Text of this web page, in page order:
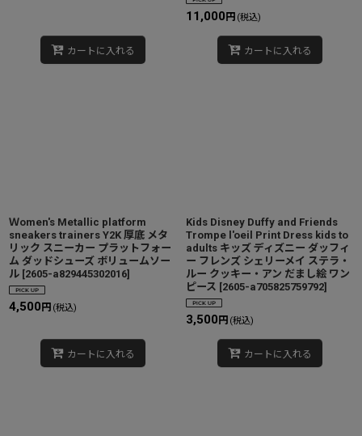
カートに入れる
11,000 円 (税込)
カートに入れる
Ｗomen's Metallic platform
sneakers trainers Y2K 厚底 メタ
リック スニーカー プラットフォー
ム ダッドシューズ ボリュームソー
ル [2605-a829445302016]
4,500 円 (税込)
カートに入れる
Kids Disney Duffy and Friends
Trompe l'oeil Print Dress kids to
adults キッズ ディズニー ダッフィ
ー フレンズ シェリーメイ ステラ・
ルー クッキー・アン だまし絵 ワン
ピース [2605-a705825759792]
3,500 円 (税込)
カートに入れる